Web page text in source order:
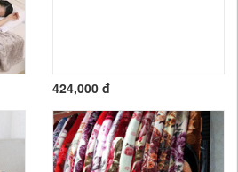
424,000 đ